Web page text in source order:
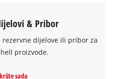
dopuštenje za učitavanje
& Pribor
rezervne dijelove ili pribor za
proizvode.
sada